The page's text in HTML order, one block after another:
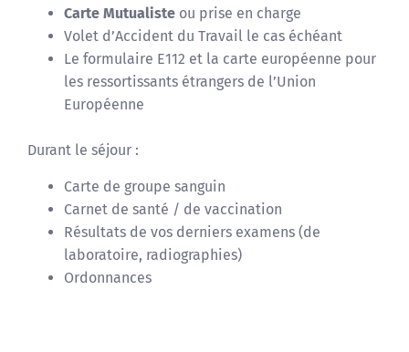
Carte Mutualiste ou prise en charge
Volet d’Accident du Travail le cas échéant
Le formulaire E112 et la carte européenne pour
les ressortissants étrangers de l’Union
Européenne
Durant le séjour :
Carte de groupe sanguin
Carnet de santé / de vaccination
Résultats de vos derniers examens (de
laboratoire, radiographies)
Ordonnances